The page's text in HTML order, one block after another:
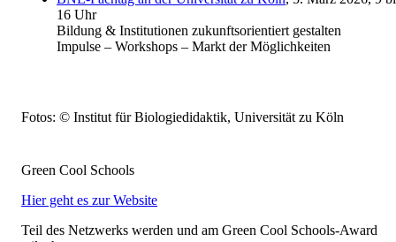
16 Uhr
Bildung & Institutionen zukunftsorientiert gestalten
Impulse – Workshops – Markt der Möglichkeiten
Fotos: © Institut für Biologiedidaktik, Universität zu Köln
Green Cool Schools
Hier geht es zur Website
Teil des Netzwerks werden und am Green Cool Schools-Award